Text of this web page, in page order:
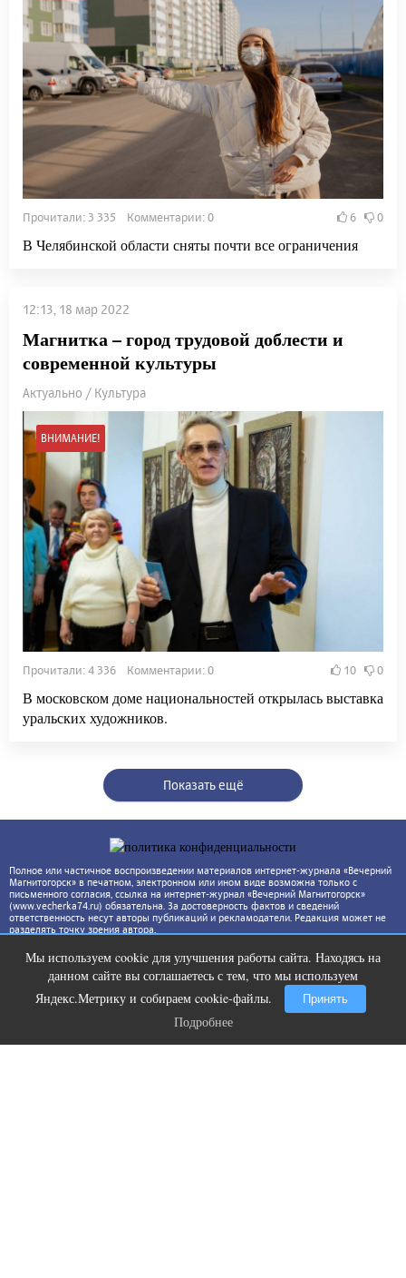
Прочитали: 3 335 Комментарии: 0 6 0
В Челябинской области сняты почти все ограничения
12:13, 18 мар 2022
Магнитка – город трудовой доблести и
современной культуры
Актуально / Культура
ВНИМАНИЕ!
Прочитали: 4 336 Комментарии: 0 10 0
В московском доме национальностей открылась выставка
уральских художников.
Показать ещё
Полное или частичное воспроизведении материалов интернет-журнала «Вечерний
Магнитогорск» в печатном, электронном или ином виде возможна только с
письменного согласия, ссылка на интернет-журнал «Вечерний Магнитогорск»
(www.vecherka74.ru) обязательна. За достоверность фактов и сведений
ответственность несут авторы публикаций и рекламодатели. Редакция может не
разделять точку зрения автора.
Мы используем cookie для улучшения работы сайта. Находясь на
данном сайте вы соглашаетесь с тем, что мы используем
Яндекс.Метрику и собираем cookie-файлы.
Принять
Подробнее
Лучшая нейросеть для создания
видео
Подробнее